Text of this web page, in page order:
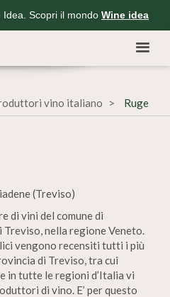
Scopri il mondo Wine idea
vino italiano Ruge
(Treviso)
di vini del comune di
Treviso, nella regione Veneto.
vengono recensiti tutti i più
di Treviso, tra cui
in tutte le regioni d’Italia vi
di vino. E’ per questo